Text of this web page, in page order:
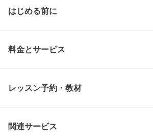
はじめる前に
料金とサービス
レッスン予約・教材
関連サービス